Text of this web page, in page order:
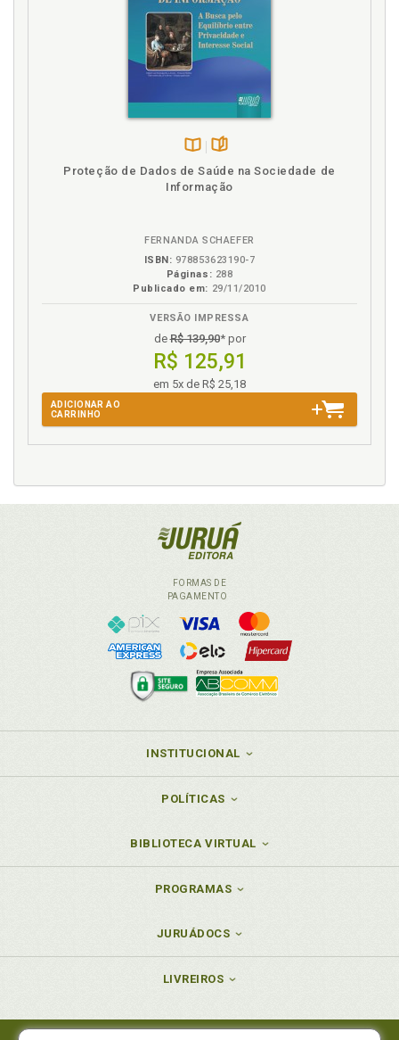
Disponível
páginas
Proteção de Dados de Saúde na Sociedade de
Informação
FERNANDA SCHAEFER
ISBN: 978853623190-7
Páginas: 288
Publicado em: 29/11/2010
VERSÃO IMPRESSA
deR$ 139,90* por
R$ 125,91
em 5x de R$ 25,18
ADICIONAR AO
CARRINHO
FORMAS DE
PAGAMENTO
INSTITUCIONAL
POLÍTICAS
BIBLIOTECA VIRTUAL
PROGRAMAS
JURUÁDOCS
LIVREIROS